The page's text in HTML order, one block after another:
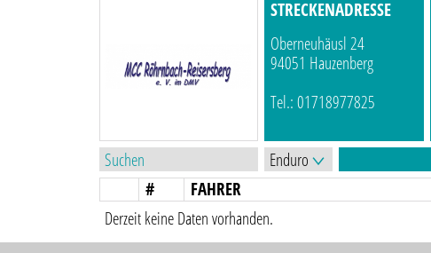
STRECKENADRESSE
Oberneuhäusl 24
94051 Hauzenberg
Tel.: 01718977825
# FAHRER
Derzeit keine Daten vorhanden.